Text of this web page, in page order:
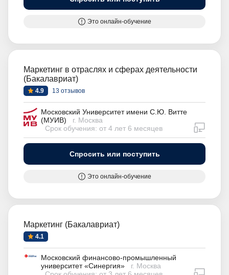
Это онлайн-обучение
Маркетинг в отраслях и сферах деятельности
(Бакалавриат)
4.9 13 отзывов
Московский Университет имени С.Ю. Витте
(МУИВ)
г. Москва
Срок обучения: от 4 лет 6 месяцев
Спросить или поступить
Это онлайн-обучение
Маркетинг (Бакалавриат)
4.1
Московский финансово-промышленный
университет «Синергия»
г. Москва